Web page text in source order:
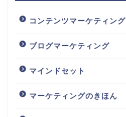
コンテンツマーケティング
ブログマーケティング
マインドセット
マーケティングのきほん